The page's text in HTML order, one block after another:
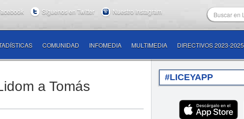
Síguenos en Twitter Nuestro Instagram
COMUNIDAD INFOMEDIA MULTIMEDIA DIRECTIVOS 2023-2025
a Tomás
#LICEYAPP